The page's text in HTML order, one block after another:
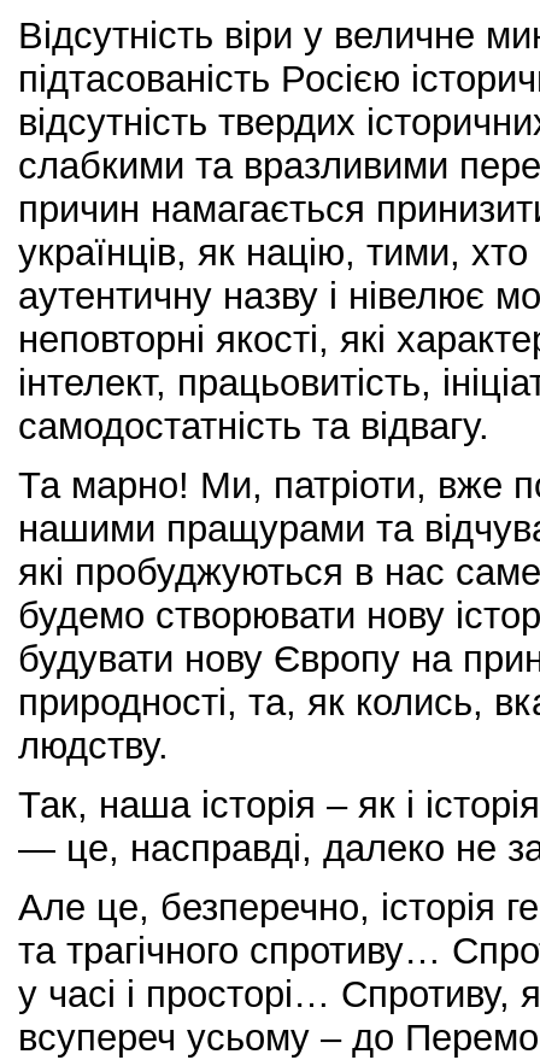
Відсутність віри у величне
підтасованість Росією
відсутність твердих
слабкими та вразливими
причин намагається
українців, як націю, тими, хто
аутентичну назву і нівелює
неповторні якості, які
інтелект, працьовитість,
самодостатність та відвагу.
Та марно! Ми, патріоти, вже
нашими пращурами та
які пробуджуються в нас
будемо створювати нову
будувати нову Європу на
природності, та, як колись,
людству.
Так, наша історія – як і
— це, насправді, далеко не
Але це, безперечно, історія
та трагічного спротиву…
у часі і просторі… Спротиву,
всупереч усьому – до